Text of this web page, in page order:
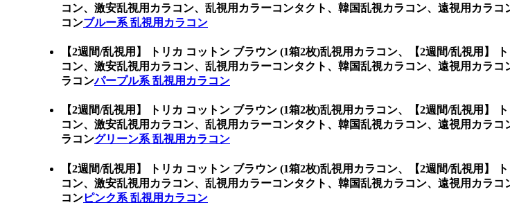
コン、激安乱視用カラコン、乱視用カラーコンタクト、韓国乱視カラコン、遠視用カラ
コンブルー系 乱視用カラコン
【2週間/乱視用】 トリカ コットン ブラウン (1箱2枚)乱視用カラコン、
【2週間/乱視用】
コン、激安乱視用カラコン、乱視用カラーコンタクト、韓国乱視カラコン、遠視用カラ
ラコンパープル系 乱視用カラコン
【2週間/乱視用】 トリカ コットン ブラウン (1箱2枚)乱視用カラコン、
【2週間/乱視用】
コン、激安乱視用カラコン、乱視用カラーコンタクト、韓国乱視カラコン、遠視用カラ
ラコングリーン系 乱視用カラコン
【2週間/乱視用】 トリカ コットン ブラウン (1箱2枚)乱視用カラコン、
【2週間/乱視用】
コン、激安乱視用カラコン、乱視用カラーコンタクト、韓国乱視カラコン、遠視用カラ
コンピンク系 乱視用カラコン